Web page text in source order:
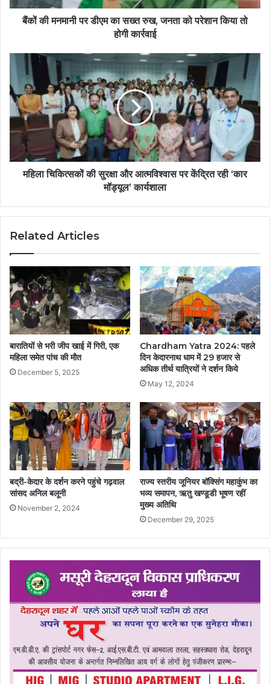
बैंकों की मनमानी पर डीएम का सख्त रुख, जनता को परेशान किया तो
होगी कार्रवाई
महिला चिकित्सकों की सुरक्षा और आत्मविश्वास पर केंद्रित रही ‘कार
मॉड्यूल’ कार्यशाला
Related Articles
बारातियों से भरी जीप खाई में गिरी, एक
महिला समेत पांच की मौत
December 5, 2025
Chardham Yatra 2024: पहले
दिन केदारनाथ धाम में 29 हजार से
अधिक तीर्थ यात्रियों ने दर्शन किये
May 12, 2024
बद्री-केदार के दर्शन करने पहुंचे गढ़वाल
सांसद अनिल बलूनी
November 2, 2024
राज्य स्तरीय जूनियर बॉक्सिंग महाकुंभ का
भव्य समापन, ऋतु खण्डूडी भूषण रहीं
मुख्य अतिथि
December 29, 2025